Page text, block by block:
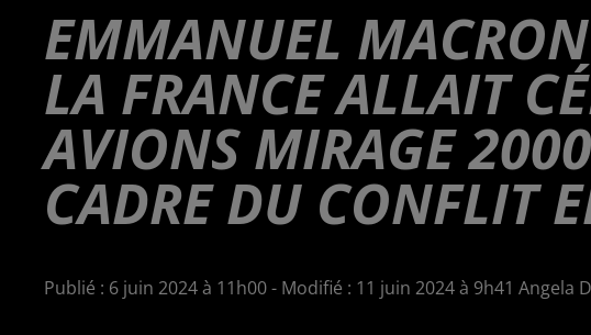
EMMANUEL
LA FRANCE ALLAIT
AVIONS MIRAGE
CADRE DU CONFLIT
Publié : 6 juin 2024 à 11h00 - Modifié : 11 juin 2024 à 9h41 Angela